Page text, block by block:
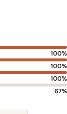
100%
100%
100%
67%